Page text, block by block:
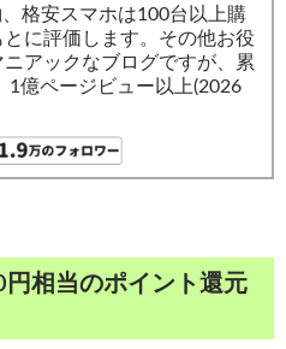
格安スマホは100台以上購
に評価します。その他お役
アックなブログですが、累
1億ページビュー以上(2026
相当のポイント還元